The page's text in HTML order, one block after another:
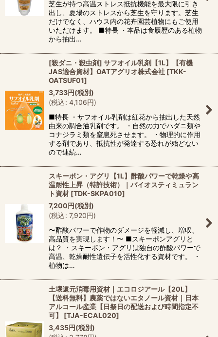
芝生が持つ高温ストレス抵抗機能を最大限に引き
出し、夏場のストレスから芝生を守ります。芝生
だけでなく、ハウス内の花卉園芸植物にもご使用
いただけます。 ■特長 ・本品は食履歴のある植物
から抽出…
[殺ダニ・殺虫剤] サフオイル乳剤【1L】【有機
JAS適合資材】OATアグリオ株式会社 [TKK-
OATSUF01]
3,733円(税別)
(税込: 4,106円)
■特長 ・サフオイル乳剤は紅花から抽出した天然
由来の調合油乳剤です。 ・自然の力でハダニ類や
コナジラミ類を窒息死させます。 ・物理的に作用
する剤であり、抵抗性が発達する恐れが殆どない
ので連続…
スキーポン・アグリ【1L】酢酸パワーで乾燥や高
温耐性上昇（特許技術）｜バイオスティミュラン
ト資材 [TDK-SKPA010]
7,200円(税別)
(税込: 7,920円)
〜酢酸パワーで作物のダメージを軽減し、増収、
高品質を実現します！〜 ■スキーポンアグリと
は？ ・スキーポン・アグリは独自の酢酸パワーで
高温、乾燥耐性遺伝子を活性化する資材です。 ・
植物は…
土壌還元消毒用資材｜エコロジアール【20L】
【送料無料】農薬ではないエタノール資材｜日本
アルコール産業【日祭日の配送および時間指定不
可】
[TJA-ECAL020]
3,435円(税別)